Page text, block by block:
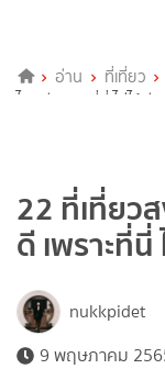
อ่าน ที่เที่ยว
ไหนดี เพราะที่นี่ ไม่ได้มี
22 ที่เที่ยว
ดี เพราะที่
nukkpidet
9 พฤษภาคม